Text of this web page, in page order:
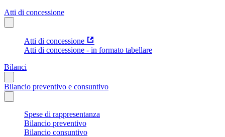
Atti di concessione
Atti di concessione
Atti di concessione - in formato tabellare
Bilanci
Bilancio preventivo e consuntivo
Spese di rappresentanza
Bilancio preventivo
Bilancio consuntivo